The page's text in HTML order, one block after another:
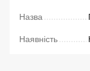
Назва
Наявність